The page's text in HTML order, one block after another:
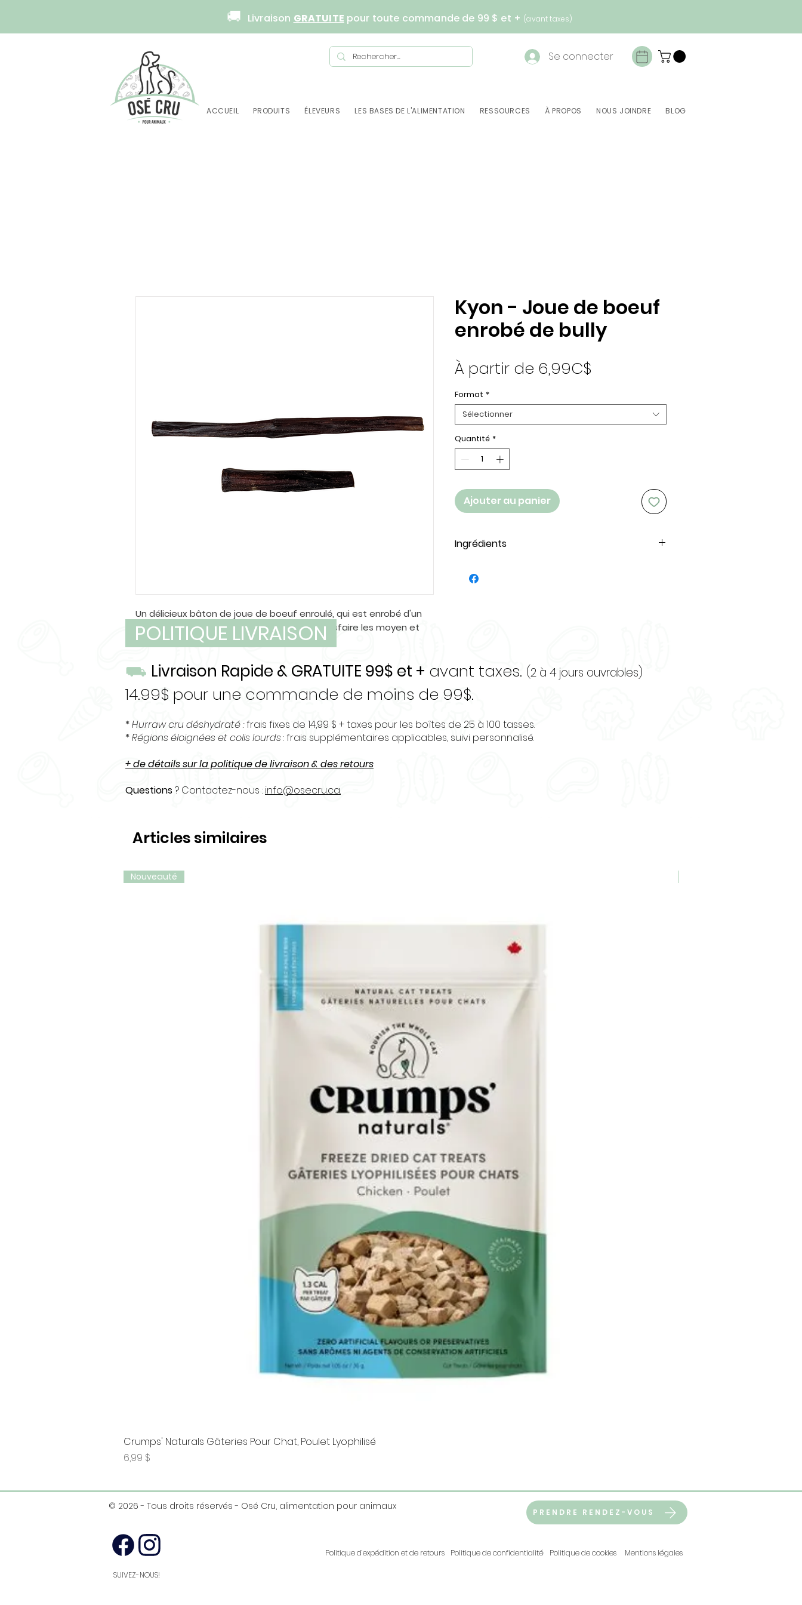
🚚 Livraison GRATUITE pour toute commande de 99 $ et + (avant taxes)
Se connecter
ACCUEIL PRODUITS ÉLEVEURS LES BASES DE L'ALIMENTATION RESSOURCES À PROPOS NOUS JOINDRE BLOG
Un délicieux bâton de joue de boeuf enroulé, qui est enrobé d'un
bullystick ! Un délicieuse gâterie qui sera satisfaire les moyen et
grand mâcheurs !
Kyon - Joue de boeuf
enrobé de bully
À partir de 6,99C$
Format *
Sélectionner
Quantité *
Ajouter au panier
Ingrédients
POLITIQUE LIVRAISON
⛟ Livraison Rapide & GRATUITE 99$ et + avant taxes. (2 à 4 jours ouvrables)
14.99$ pour une commande de moins de 99$.
*Hurraw cru déshydraté :frais fixes de 14,99 $ + taxes pour les boîtes de 25 à 100 tasses.
*Régions éloignées et colis lourds : frais supplémentaires applicables, suivi personnalisé.
+ de détails sur la politique de livraison & des retours
Questions? Contactez-nous : info@osecru.ca.
Articles similaires
Aperçu rapide
Nouveauté
Crumps' Naturals Gâteries Pour Chat, Poulet Lyophilisé
Prix
6,99 $
© 2026 - Tous droits réservés - Osé Cru, alimentation pour animaux
Politique d’expédition et de retours
PRENDRE RENDEZ-VOUS
Politique de confidentialité Politique de cookies Mentions légales
SUIVEZ-NOUS!